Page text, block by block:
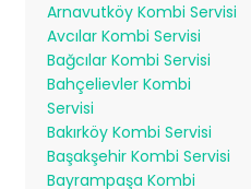
Arnavutköy Kombi Servisi
Avcılar Kombi Servisi
Bağcılar Kombi Servisi
Bahçelievler Kombi
Servisi
Bakırköy Kombi Servisi
Başakşehir Kombi Servisi
Bayrampaşa Kombi